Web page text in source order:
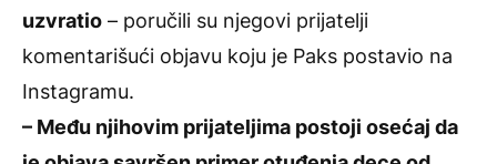
uzvratio – poručili su njegovi prijatelji
komentarišući objavu koju je Paks postavio na
Instagramu.
– Među njihovim prijateljima postoji osećaj da